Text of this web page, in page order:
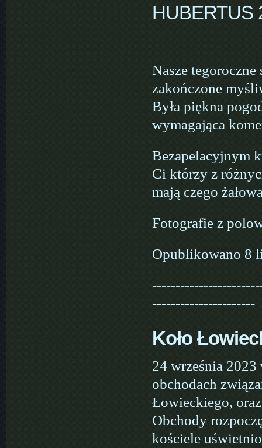
HUBERTUS
Nasze
zakończone
Była piękna
wymagająca
Bezapelacyjnym
Ci którzy z
mają czego
Fotografie z
Opublikowano 8
----------------------
Koło
24 września
obchodach
Łowieckiego,
Obchody
kościele